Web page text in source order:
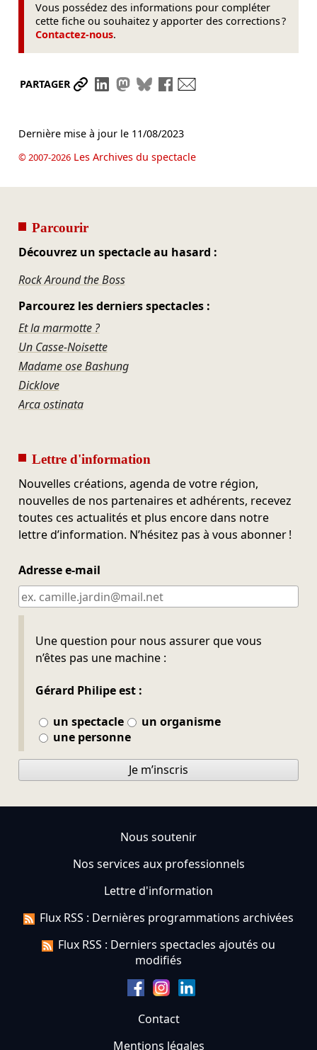
Vous possédez des informations pour compléter
cette fiche ou souhaitez y apporter des corrections ?
Contactez-nous.
PARTAGER Partager le lien
Partager sur LinkedIn
Partager sur Mastodon
Partager sur Bluesky
Partager sur Facebook
Dernière mise à jour le 11/08/2023
© 2007-2026Les Archives du spectacle
Parcourir
Découvrez un spectacle au hasard :
Rock Around the Boss
Parcourez les derniers spectacles :
Et la marmotte ?
Un Casse-Noisette
Madame ose Bashung
Dicklove
Arca ostinata
Lettre d'information
Nouvelles créations, agenda de votre région,
nouvelles de nos partenaires et adhérents, recevez
toutes ces actualités et plus encore dans notre
lettre d’information. N’hésitez pas à vous abonner !
Adresse e-mail
Une question pour nous assurer que vous
n’êtes pas une machine :
Gérard Philipe est :
un spectacle
un organisme
une personne
Ne pas remplir
Je m’inscris
Nous soutenir
Nos services aux professionnels
Lettre d'information
Flux RSS : Dernières programmations archivées
Flux RSS : Derniers spectacles ajoutés ou
modifiés
Contact
Mentions légales